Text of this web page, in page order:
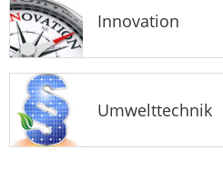
Innovation
Umwelttechnik